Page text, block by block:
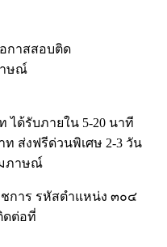
กาสสอบติด
าษณ์
ได้รับภายใน 5-20 นาที
ท ส่งฟรีด่วนพิเศษ 2-3 วัน
มภาษณ์
การ รหัสตำแหน่ง ๓๐๔
ดต่อที่